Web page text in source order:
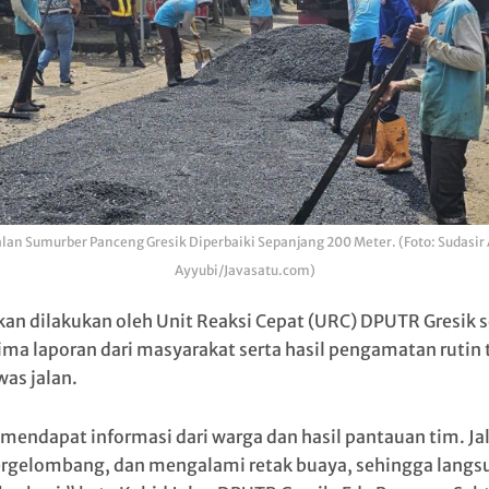
Sumurber Panceng Gresik Diperbaiki Sepanjang 200 Meter. (Foto: Sudasir
Ayyubi/Javasatu.com)
dilakukan oleh Unit Reaksi Cepat (URC) DPUTR Gresik
laporan dari masyarakat serta hasil pengamatan rutin
jalan.
informasi dari warga dan hasil pantauan tim.
dan mengalami retak buaya, sehingga